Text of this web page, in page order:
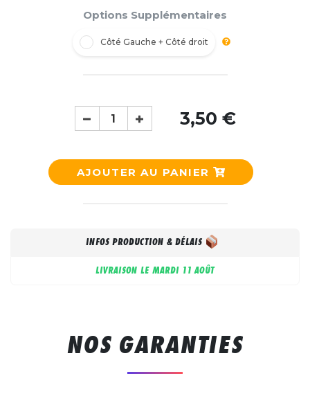
Options Supplémentaires
Côté Gauche + Côté droit
3,50 €
AJOUTER AU PANIER
INFOS PRODUCTION & DÉLAIS
LIVRAISON LE MARDI 11 AOÛT
NOS GARANTIES